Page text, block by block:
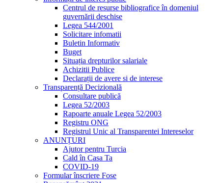
Centrul de resurse bibliografice în domeniul
guvernării deschise
Legea 544/2001
Solicitare infomatii
Buletin Informativ
Buget
Situația drepturilor salariale
Achizitii Publice
Declarații de avere si de interese
Transparență Decizională
Consultare publică
Legea 52/2003
Rapoarte anuale Legea 52/2003
Registru ONG
Registrul Unic al Transparentei Intereselor
ANUNȚURI
Ajutor pentru Turcia
Cald în Casa Ta
COVID-19
Formular înscriere Fose